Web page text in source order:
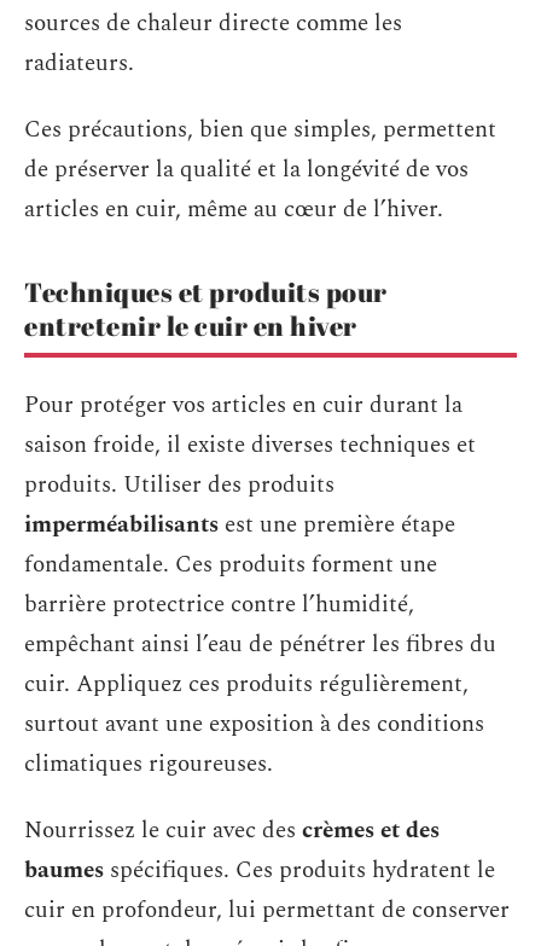
sources de chaleur directe comme les
radiateurs.
Ces précautions, bien que simples, permettent
de préserver la qualité et la longévité de vos
articles en cuir, même au cœur de l’hiver.
Techniques et produits pour
entretenir le cuir en hiver
Pour protéger vos articles en cuir durant la
saison froide, il existe diverses techniques et
produits. Utiliser des produits
imperméabilisants est une première étape
fondamentale. Ces produits forment une
barrière protectrice contre l’humidité,
empêchant ainsi l’eau de pénétrer les fibres du
cuir. Appliquez ces produits régulièrement,
surtout avant une exposition à des conditions
climatiques rigoureuses.
Nourrissez le cuir avec des crèmes et des
baumes spécifiques. Ces produits hydratent le
cuir en profondeur, lui permettant de conserver